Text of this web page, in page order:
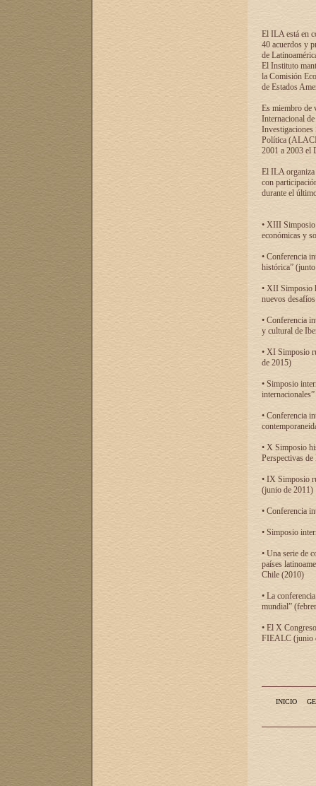
El ILA está en
40 acuerdos y
de
El Instituto
la Comisión
de Estados
Es miembro de
Internacional
Investigaciones
Política
2001 a 2003 el
El ILA organiza
con
durante el
• XIII Simposio
económicas y
• Conferencia
histórica”
• XII Simposio
nuevos
• Conferencia
y cultural de
• XI Simposio
de 2015)
• Simposio
• Conferencia
• X Simposio
Perspectivas
• IX Simposio
(junio de 2011)
• Conferencia
• Simposio
• Una serie de
países
Chile (2010)
• La
mundial”
• El X
FIEALC (junio
INICIO